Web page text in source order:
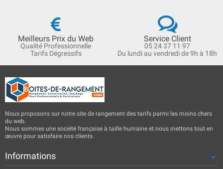
Meilleurs Prix du Web
Qualité Professionnelle
Tarifs Dégressifs
Service Client
05 24 37 11 97
Du lundi au vendredi de 9h à 18h
Nous proposons sur notre site de rangement des tarifs parmi les moins chers
du web.
Nous sommes une société française à taille humaine et nous mettons tout en
œuvre pour satisfaire nos clients.
Informations